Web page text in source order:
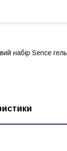
набір Sence